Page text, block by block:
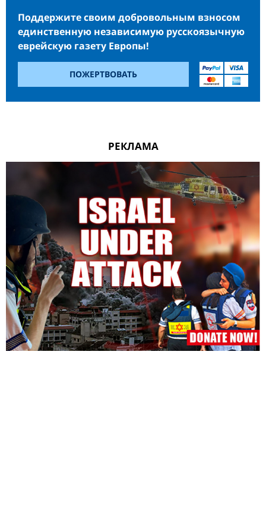
Поддержите своим добровольным взносом
единственную независимую русскоязычную
еврейскую газету Европы!
ПОЖЕРТВОВАТЬ
РЕКЛАМА